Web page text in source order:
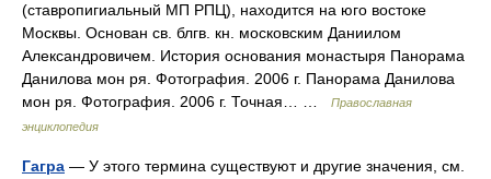
(ставропигиальный МП РПЦ), находится на юго востоке
Москвы. Основан св. блгв. кн. московским Даниилом
Александровичем. История основания монастыря Панорама
Данилова мон ря. Фотография. 2006 г. Панорама Данилова
мон ря. Фотография. 2006 г. Точная… …
Православная
энциклопедия
Гагра — У этого термина существуют и другие значения, см.